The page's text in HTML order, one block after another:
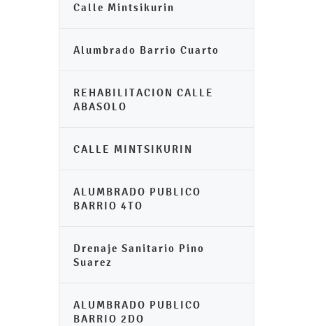
Calle Mintsikurin
Alumbrado Barrio Cuarto
REHABILITACION CALLE
ABASOLO
CALLE MINTSIKURIN
ALUMBRADO PUBLICO
BARRIO 4TO
Drenaje Sanitario Pino
Suarez
ALUMBRADO PUBLICO
BARRIO 2DO